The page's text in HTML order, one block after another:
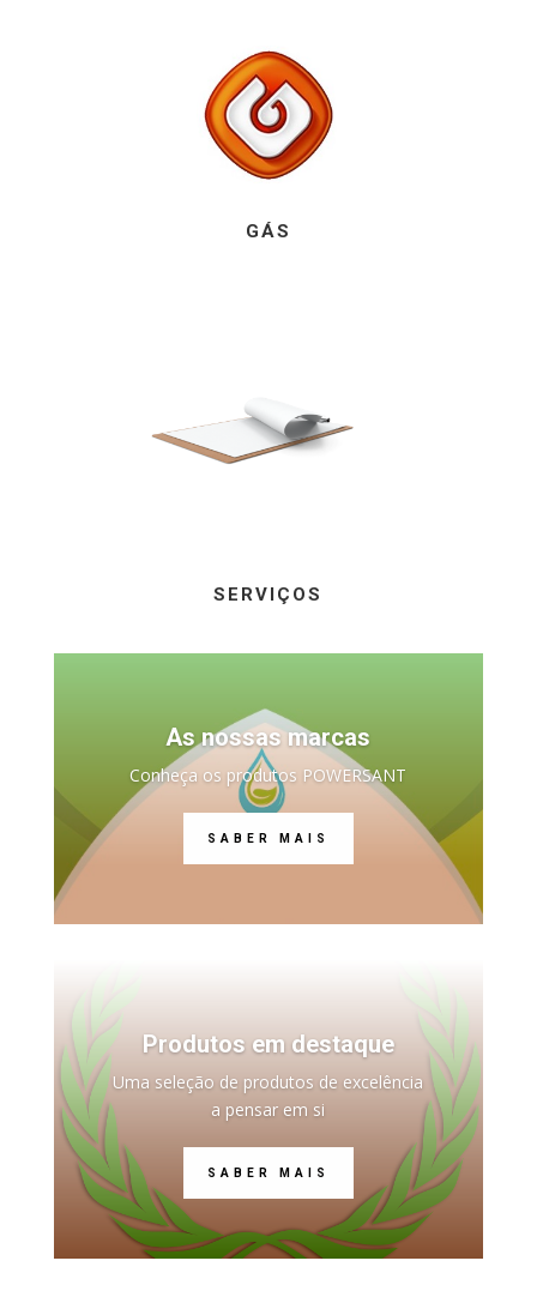
GÁS
SERVIÇOS
As nossas marcas
Conheça os produtos POWERSANT
SABER MAIS
Produtos em destaque
Uma seleção de produtos de excelência
a pensar em si
SABER MAIS